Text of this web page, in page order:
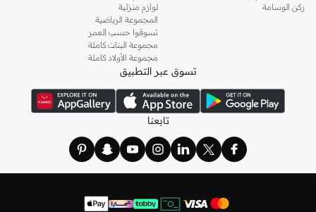
ركن الوسامة
لوازم منزلية
المجموعة الرياضية
تسوقوا حسب العمر
مجموعة البنات كاملة
مجموعة الأولاد كاملة
تسوق عبر التطبيق
تابعنا